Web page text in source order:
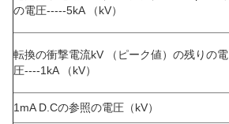
の電圧-----5kA （kV）
転換の衝撃電流kV （ピーク値）の残りの電
圧----1kA （kV）
1mA D.Cの参照の電圧（kV）